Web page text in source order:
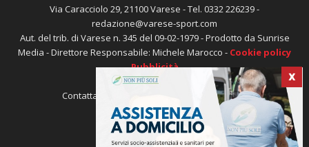
X
Via Caracciolo 29, 21100 Varese - Tel. 0332 226239 -
redazione@varese-sport.com
Aut. del trib. di Varese n. 345 del 09-02-1979 - Prodotto da Sunrise
Media - Direttore Responsabile: Michele Marocco - Cookie policy
Pubblicità
Contattaci: redazione@varese-sport.com